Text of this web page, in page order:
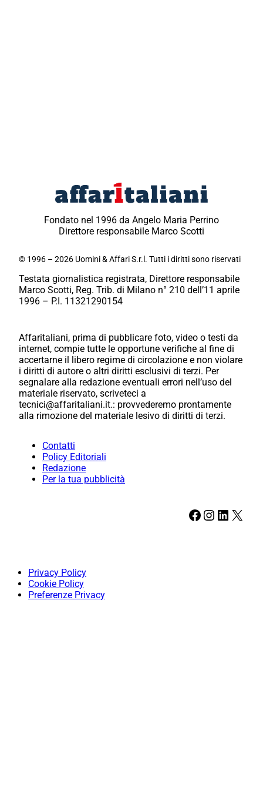
Fondato nel 1996 da Angelo Maria Perrino
Direttore responsabile Marco Scotti
© 1996 – 2026 Uomini & Affari S.r.l. Tutti i diritti sono riservati
Testata giornalistica registrata, Direttore responsabile
Marco Scotti, Reg. Trib. di Milano n° 210 dell’11 aprile
1996 – P.I. 11321290154
Affaritaliani, prima di pubblicare foto, video o testi da
internet, compie tutte le opportune verifiche al fine di
accertarne il libero regime di circolazione e non violare
i diritti di autore o altri diritti esclusivi di terzi. Per
segnalare alla redazione eventuali errori nell’uso del
materiale riservato, scriveteci a
tecnici@affaritaliani.it.: provvederemo prontamente
alla rimozione del materiale lesivo di diritti di terzi.
Contatti
Policy Editoriali
Redazione
Per la tua pubblicità
Facebook Instagram LinkedIn X
Privacy Policy
Cookie Policy
Preferenze Privacy